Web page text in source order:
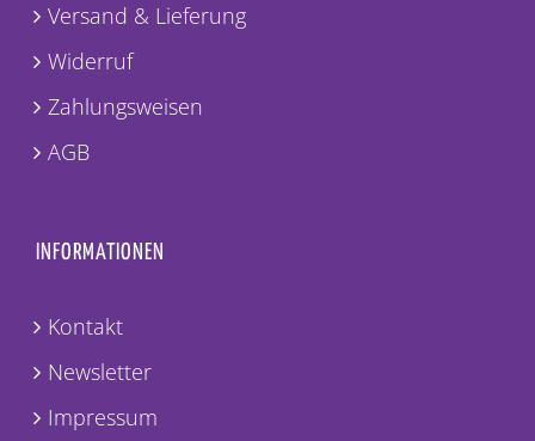
Versand & Lieferung
Widerruf
Zahlungsweisen
AGB
INFORMATIONEN
Kontakt
Newsletter
Impressum